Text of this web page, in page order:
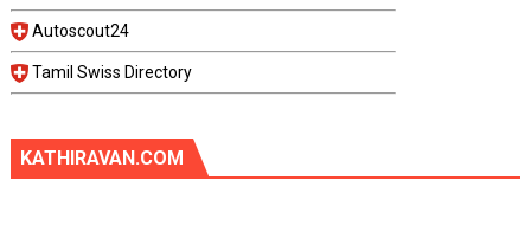
Autoscout24
Tamil Swiss Directory
KATHIRAVAN.COM